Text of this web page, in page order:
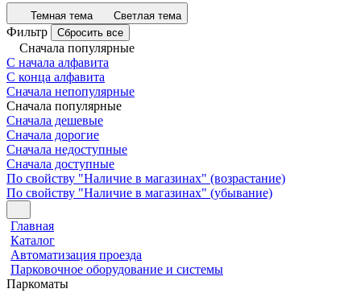
Темная тема Светлая тема
Фильтр Сбросить все
Сначала популярные
С начала алфавита
С конца алфавита
Сначала непопулярные
Сначала популярные
Сначала дешевые
Сначала дорогие
Сначала недоступные
Сначала доступные
По свойству "Наличие в магазинах" (возрастание)
По свойству "Наличие в магазинах" (убывание)
Главная
Каталог
Автоматизация проезда
Парковочное оборудование и системы
Паркоматы